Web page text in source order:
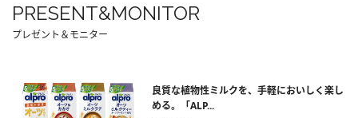
PRESENT&MONITOR
プレゼント＆モニター
良質な植物性ミルクを、手軽においしく楽し
める。「ALP...